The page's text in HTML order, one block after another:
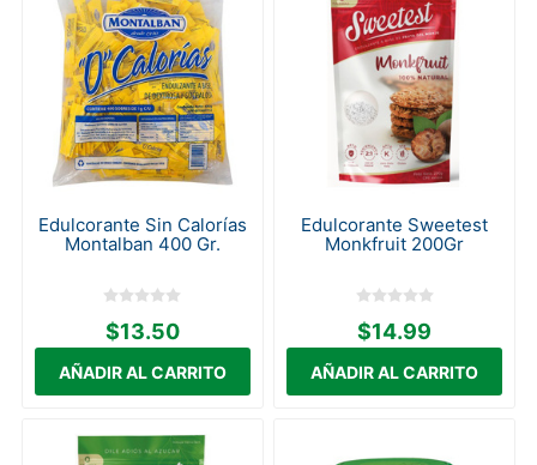
Edulcorante Sin Calorías
Montalban 400 Gr.
$13.50
Edulcorante Sweetest
Monkfruit 200Gr
$14.99